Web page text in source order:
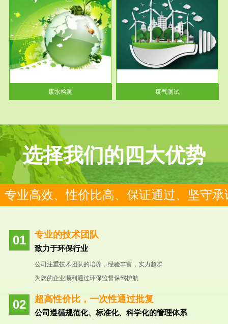
废水检测
服务范围
废气测试
检测范围工业废气检测包括有机
废气和无机废气。有机废气主要
包括...
废气测试
选择我们的四大优势
专业高效、性价比高、保证通过、坚守承
专业的技术团队
致力于环保行业
公司注重技术团队的培养，经验丰富，实力超群
为您的企业顺利通过环保监督保驾护航
超高性价比，一次性通过批复
公司遵循规范化、标准化、科学化的管理体系